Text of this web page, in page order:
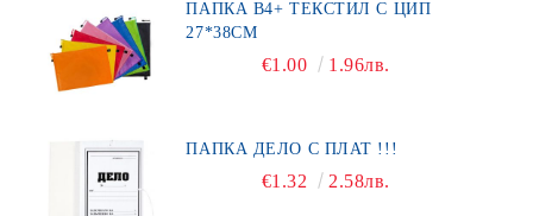
ПАПКА В4+ ТЕКСТИЛ С ЦИП
27*38СМ
€1.00 1.96лв.
ПАПКА ДЕЛО С ПЛАТ !!!
€1.32 2.58лв.